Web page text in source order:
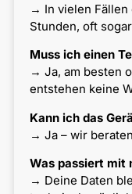
→ In vielen Fällen
Stunden, oft
Muss ich einen
→ Ja, am besten
entstehen keine
Kann ich das
→ Ja – wir
Was passiert mit
→ Deine Daten